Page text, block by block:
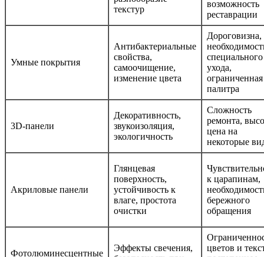
текстур
возможность
реставрации
Умные покрытия
Антибактериальные
свойства,
самоочищение,
изменение цвета
Дороговизна,
специального
ухода,
ограниченная
палитра
3D-панели
Декоративность,
звукоизоляция,
экологичность
Сложность
ремонта,
цена на
некоторые
Акриловые панели
Глянцевая
поверхность,
устойчивость к
влаге, простота
очистки
к царапинам,
бережного
обращения
Фотолюминесцентные
Эффекты свечения,
цветов и